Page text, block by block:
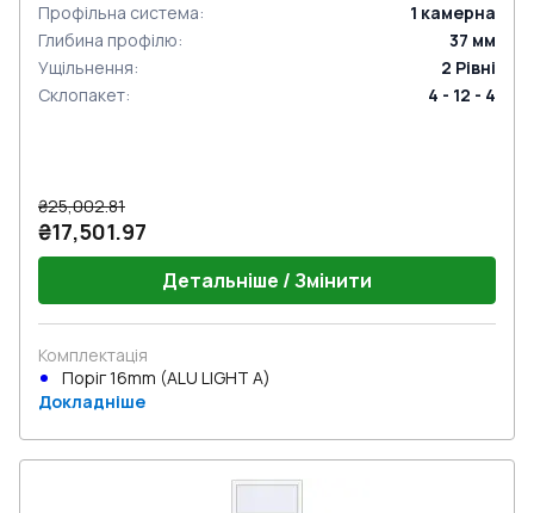
Профільна система: 1 камерна
Глибина профілю: 37 мм
Ущільнення: 2 Рівні
Склопакет: 4 - 12 - 4
₴25,002.81
₴17,501.97
Детальніше / Змінити
Комплектація
Поріг 16mm (ALU LIGHT A)
Докладніше